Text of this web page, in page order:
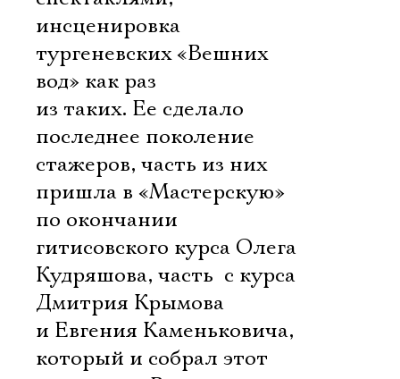
инсценировка
тургеневских «Вешних
вод» как раз
из таких. Ее сделало
последнее поколение
стажеров, часть из них
пришла в «Мастерскую»
по окончании
гитисовского курса Олега
Кудряшова, часть  с курса
Дмитрия Крымова
и Евгения Каменьковича,
который и собрал этот